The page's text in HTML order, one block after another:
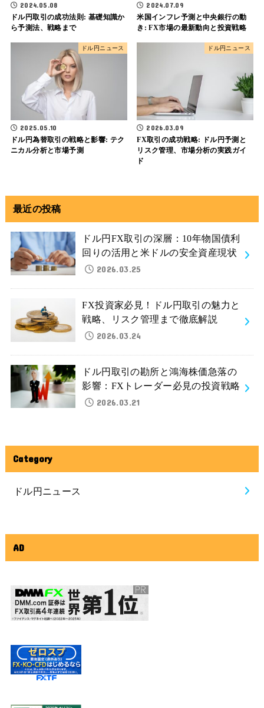
2024.05.08
ドル円取引の成功法則: 基礎知識か
ら予測法、戦略まで
2024.07.09
米国インフレ予測と中央銀行の動
き: FX市場の最新動向と投資戦略
ドル円ニュース
2025.05.10
ドル円為替取引の戦略と影響: テク
ニカル分析と市場予測
ドル円ニュース
2026.03.09
FX取引の成功戦略: ドル円予測と
リスク管理、市場分析の実践ガイ
ド
最近の投稿
ドル円FX取引の深層：10年物国債利
回りの活用と米ドルの安全資産現状
2026.03.25
FX投資家必見！ドル円取引の魅力と
戦略、リスク管理まで徹底解説
2026.03.24
ドル円取引の勘所と鴻海株価急落の
影響：FXトレーダー必見の投資戦略
2026.03.21
Category
ドル円ニュース
AD